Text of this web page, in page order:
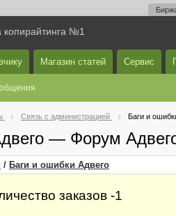
копирайтинга №1
Магазин статей Сервис
Связь с администрацией Баги и
— Форум
/ Баги и ошибки Адвего
заказов -1